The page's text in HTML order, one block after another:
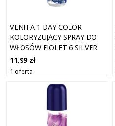
VENITA 1 DAY COLOR
KOLORYZUJĄCY SPRAY DO
WŁOSÓW FIOLET 6 SILVER
SHINE 50ML
11,99 zł
1 oferta